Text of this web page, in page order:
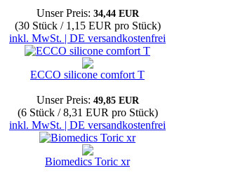
Unser Preis: 34,44 EUR
(30 Stück / 1,15 EUR pro Stück)
inkl. MwSt. | DE versandkostenfrei
ECCO silicone comfort T
Unser Preis: 49,85 EUR
(6 Stück / 8,31 EUR pro Stück)
inkl. MwSt. | DE versandkostenfrei
Biomedics Toric xr